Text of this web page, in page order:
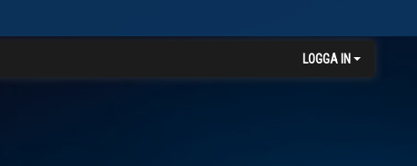
LOGGA IN